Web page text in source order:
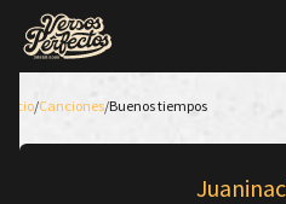
Inicio/Canciones/Buenos tiempos